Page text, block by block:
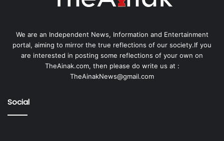
We are an Independent News, Information and Entertainment
portal, aiming to mirror the true reflections of our society.If you
are interested in posting some reflections of your own on
TheAinak.com, then please do write us at :
TheAinakNews@gmail.com
Social